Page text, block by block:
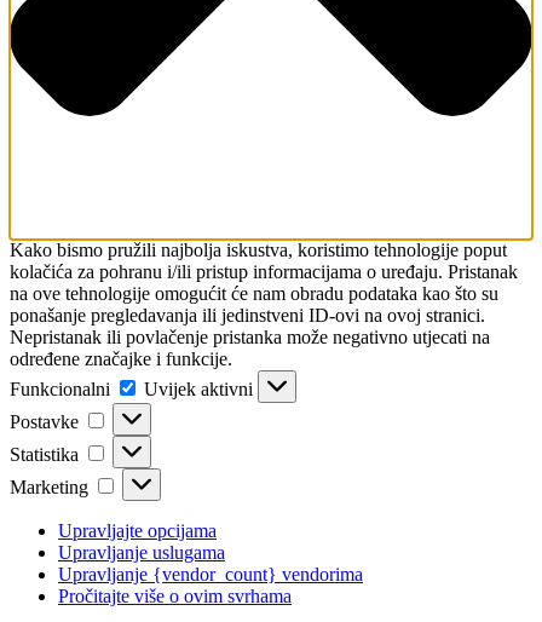
Kako bismo pružili najbolja iskustva, koristimo tehnologije poput
kolačića za pohranu i/ili pristup informacijama o uređaju. Pristanak
na ove tehnologije omogućit će nam obradu podataka kao što su
ponašanje pregledavanja ili jedinstveni ID-ovi na ovoj stranici.
Nepristanak ili povlačenje pristanka može negativno utjecati na
određene značajke i funkcije.
Funkcionalni
Funkcionalni
Uvijek aktivni
Postavke
Postavke
Statistika Statistika
Marketing Marketing
Upravljajte opcijama
Upravljanje uslugama
Upravljanje {vendor_count} vendorima
Pročitajte više o ovim svrhama